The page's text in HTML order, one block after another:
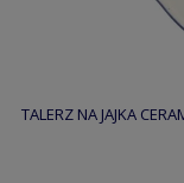
TALERZ NA JAJKA